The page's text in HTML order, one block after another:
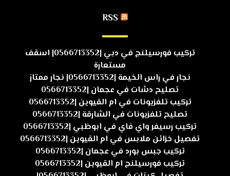
RSS
تركيب فورسيلنج في دبي |0566713352| اسقف
مستعارة
نجار في راس الخيمة |0566713352| نجار ممتاز
تصليح دشات في عجمان |0566713352
تركيب تلفزيونات في ام القيوين |0566713352
تصليح تلفزيونات في الشارقة |0566713352
تركيب رسيفر واي فاي في ابوظبي |0566713352
تفصيل خزائن ملابس في ام القيوين |0566713352
تركيب جبس بورد في عجمان |0566713352
تركيب فورسيلنج ام القيوين |0566713352